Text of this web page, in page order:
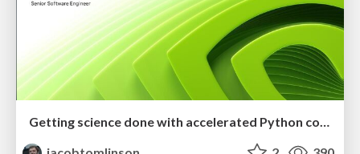
Getting science done with accelerated Python computing platforms